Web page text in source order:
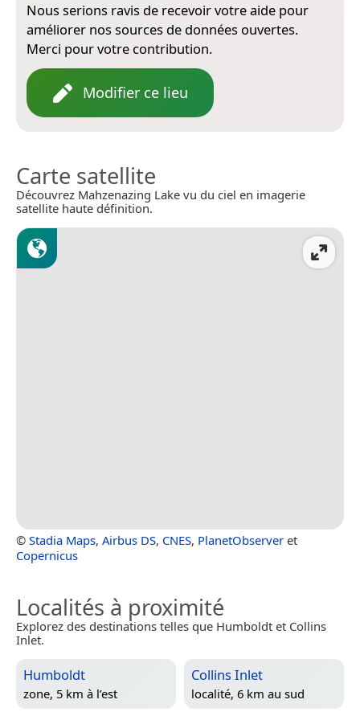
Nous serions ravis de recevoir votre aide pour
améliorer nos sources de données ouvertes.
Merci pour votre contribution.
Modifier ce lieu
Carte satellite
Découvrez Mahzenazing Lake vu du ciel en imagerie
satellite haute définition.
© Stadia Maps, Airbus DS, CNES, PlanetObserver et
Copernicus
Localités à proximité
Explorez des destinations telles que Humboldt et Collins
Inlet.
Humboldt
zone, 5 km à l’est
Collins Inlet
localité, 6 km au sud